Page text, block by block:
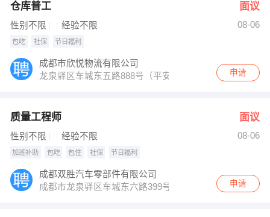
仓库普工 面议
性别不限 经验不限 08-06
包吃 社保 节日福利
成都市欣悦物流有限公司
龙泉驿区车城东五路888号（平安物流园二期2层2号库）
申请
质量工程师 面议
性别不限 经验不限 08-06
加班补助 包吃 包住 社保 节日福利
成都双胜汽车零部件有限公司
成都市龙泉驿区车城东六路399号
申请